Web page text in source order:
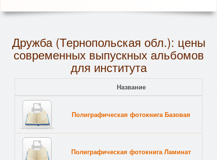
Дружба (Тернопольская обл.): цены
современных выпускных альбомов
для института
Название
Полиграфическая фотокнига Базовая
Полиграфическая фотокнига Ламинат